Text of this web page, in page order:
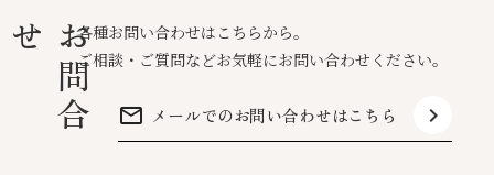
お
問
合
せ
各種お問い合わせはこちらから。
ご相談・ご質問などお気軽にお問い合わせください。
mail_outline メールでのお問い合わせはこちら keyboard_arrow_right